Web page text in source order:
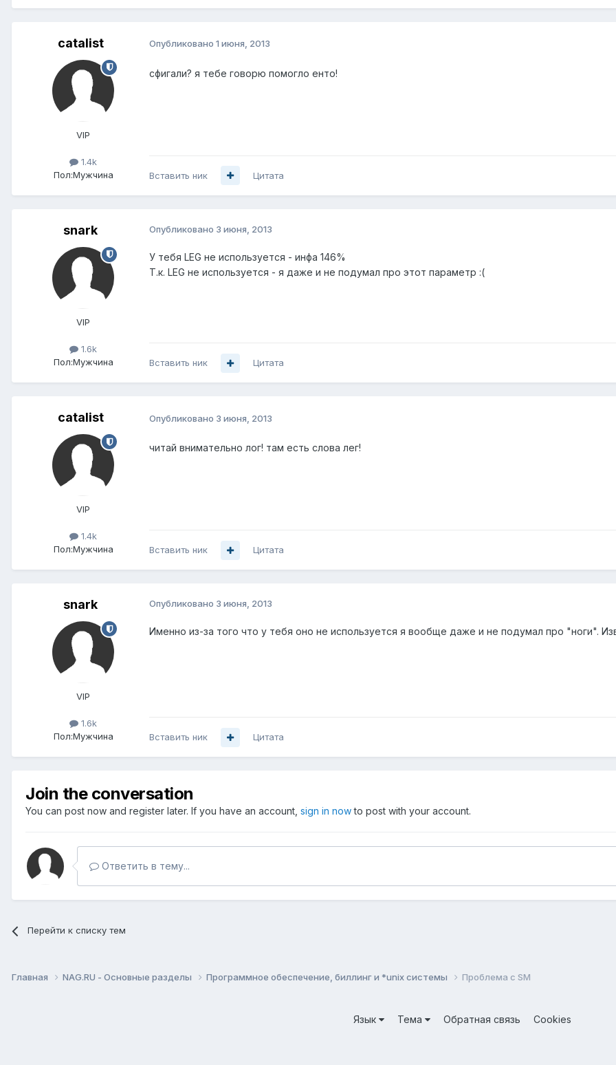
catalist
VIP
1.4k
Пол:Мужчина
Опубликовано 1 июня, 2013
сфигали? я тебе говорю помогло енто!
Вставить ник Цитата
snark
VIP
1.6k
Пол:Мужчина
Опубликовано 3 июня, 2013
У тебя LEG не используется - инфа 146%
Т.к. LEG не используется - я даже и не подумал про этот параметр :(
Вставить ник Цитата
catalist
VIP
1.4k
Пол:Мужчина
Опубликовано 3 июня, 2013
читай внимательно лог! там есть слова лег!
Вставить ник Цитата
snark
VIP
1.6k
Пол:Мужчина
Опубликовано 3 июня, 2013
Именно из-за того что у тебя оно не используется я вообще даже и не подумал про "ноги".
Вставить ник Цитата
Join the conversation
You can post now and register later. If you have an account, sign in nowto post with your account.
Ответить в тему...
Перейти к списку тем
Главная NAG.RU - Основные разделы Программное обеспечение, биллинг и *unix системы Проблема с SM
Язык Тема Обратная связь Cookies